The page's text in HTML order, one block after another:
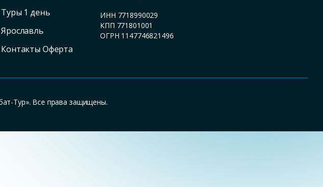
Туры 1 день
Ярославль
Контакты Оферта
ИНН 7718990029
КПП 771801001
ОГРН 1147746821496
Тур». Все права защищены.